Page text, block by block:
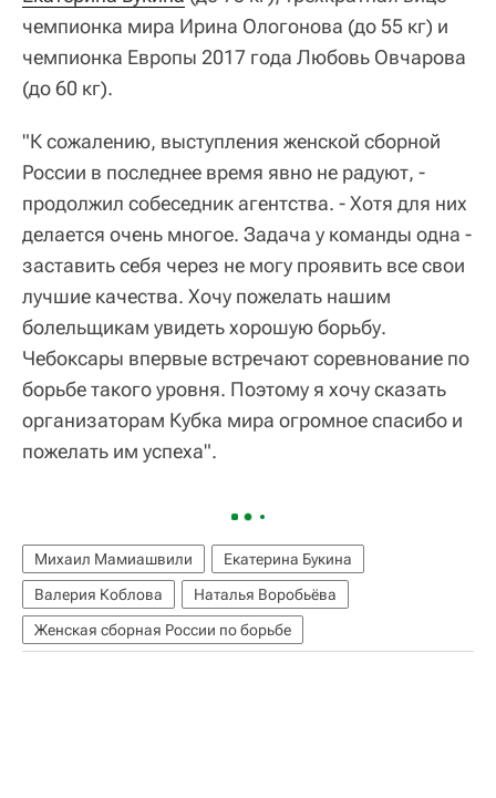
чемпионка мира Ирина Ологонова (до 55 кг) и
чемпионка Европы 2017 года Любовь Овчарова
(до 60 кг).
"К сожалению, выступления женской сборной
России в последнее время явно не радуют, -
продолжил собеседник агентства. - Хотя для них
делается очень многое. Задача у команды одна -
заставить себя через не могу проявить все свои
лучшие качества. Хочу пожелать нашим
болельщикам увидеть хорошую борьбу.
Чебоксары впервые встречают соревнование по
борьбе такого уровня. Поэтому я хочу сказать
организаторам Кубка мира огромное спасибо и
пожелать им успеха".
Михаил Мамиашвили
Екатерина Букина
Валерия Коблова
Наталья Воробьёва
Женская сборная России по борьбе